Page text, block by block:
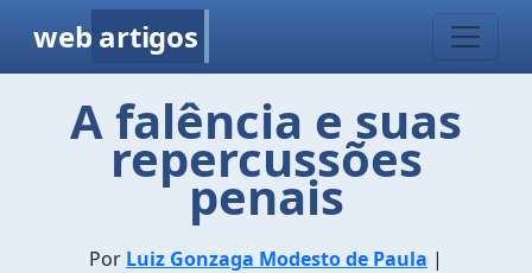
web artigos
A falência e suas
repercussões
penais
Por Luiz Gonzaga Modesto de Paula |